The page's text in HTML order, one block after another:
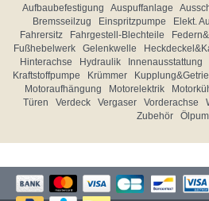
Aufbaubefestigung Auspuffanlage
Bremsseilzug
Einspritzpumpe Elekt.
Fahrersitz
Fahrgestell-Blechteile
Fußhebelwerk
Gelenkwelle
Hinterachse
Hydraulik Innenausstattung
Kraftstoffpumpe
Krümmer
Motoraufhängung
Motorelektrik
Türen
Verdeck Vergaser Vorderachse
Zubehör